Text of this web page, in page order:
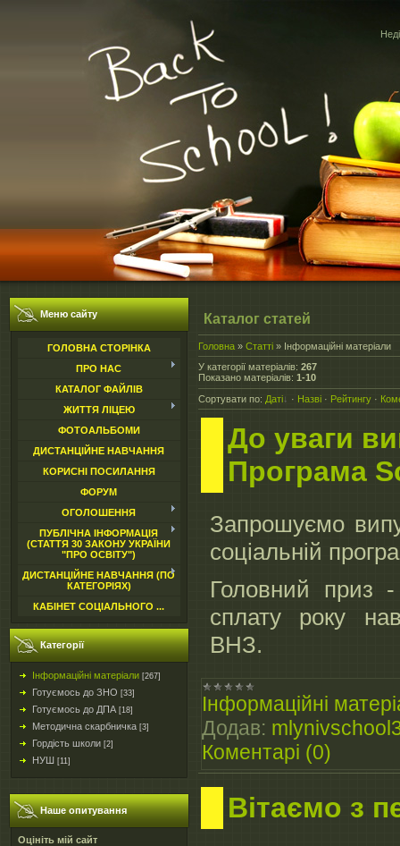
Меню сайту
ГОЛОВНА СТОРІНКА
ПРО НАС
КАТАЛОГ ФАЙЛІВ
ЖИТТЯ ЛІЦЕЮ
ФОТОАЛЬБОМИ
ДИСТАНЦІЙНЕ НАВЧАННЯ
КОРИСНІ ПОСИЛАННЯ
ФОРУМ
ОГОЛОШЕННЯ
ПУБЛІЧНА ІНФОРМАЦІЯ
(СТАТТЯ 30 ЗАКОНУ УКРАЇНИ
"ПРО ОСВІТУ")
ДИСТАНЦІЙНЕ НАВЧАННЯ (ПО
КАТЕГОРІЯХ)
КАБІНЕТ СОЦІАЛЬНОГО ...
Категорії
Інформаційні матеріали [267]
Готуємось до ЗНО [33]
Готуємось до ДПА [18]
Методична скарбничка [3]
Гордість школи [2]
НУШ [11]
Наше опитування
Оцініть мій сайт
Каталог статей
Головна » Статті » Інформаційні матеріали
У категорії матеріалів: 267
Показано матеріалів: 1-10
Сортувати по: Даті · Назві · Рейтингу ·
До уваги
Програма
Запрошуємо
соціальній
Головний приз
сплату року
ВНЗ.
Інформаційні
Додав:
Коментарі (0)
Вітаємо з